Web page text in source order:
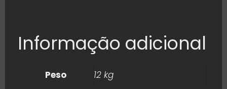
Informação adicional
Peso 12 kg